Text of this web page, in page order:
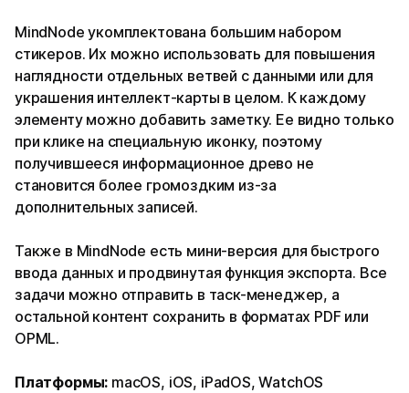
MindNode укомплектована большим набором
стикеров. Их можно использовать для повышения
наглядности отдельных ветвей с данными или для
украшения интеллект-карты в целом. К каждому
элементу можно добавить заметку. Ее видно только
при клике на специальную иконку, поэтому
получившееся информационное древо не
становится более громоздким из-за
дополнительных записей.
Также в MindNode есть мини-версия для быстрого
ввода данных и продвинутая функция экспорта. Все
задачи можно отправить в таск-менеджер, а
остальной контент сохранить в форматах PDF или
OPML.
Платформы: macOS, iOS, iPadOS, WatchOS